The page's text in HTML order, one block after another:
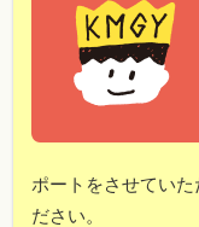
ポートをさせてい
ださい。